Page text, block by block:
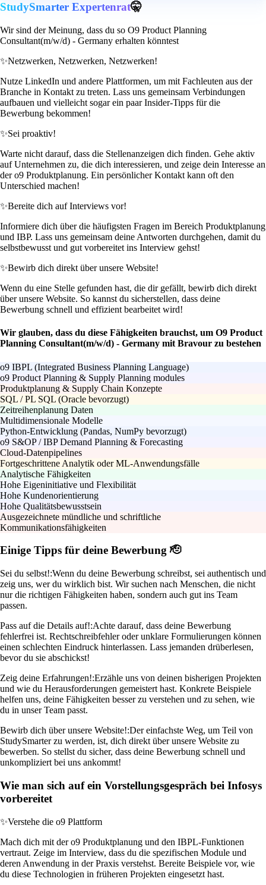
StudySmarter Expertenrat🤫
Wir sind der Meinung, dass du so O9 Product Planning
Consultant(m/w/d) - Germany erhalten könntest
✨Netzwerken, Netzwerken, Netzwerken!
Nutze LinkedIn und andere Plattformen, um mit Fachleuten aus der
Branche in Kontakt zu treten. Lass uns gemeinsam Verbindungen
aufbauen und vielleicht sogar ein paar Insider-Tipps für die
Bewerbung bekommen!
✨Sei proaktiv!
Warte nicht darauf, dass die Stellenanzeigen dich finden. Gehe aktiv
auf Unternehmen zu, die dich interessieren, und zeige dein Interesse an
der o9 Produktplanung. Ein persönlicher Kontakt kann oft den
Unterschied machen!
✨Bereite dich auf Interviews vor!
Informiere dich über die häufigsten Fragen im Bereich Produktplanung
und IBP. Lass uns gemeinsam deine Antworten durchgehen, damit du
selbstbewusst und gut vorbereitet ins Interview gehst!
✨Bewirb dich direkt über unsere Website!
Wenn du eine Stelle gefunden hast, die dir gefällt, bewirb dich direkt
über unsere Website. So kannst du sicherstellen, dass deine
Bewerbung schnell und effizient bearbeitet wird!
Wir glauben, dass du diese Fähigkeiten brauchst, um O9 Product
Planning Consultant(m/w/d) - Germany mit Bravour zu bestehen
o9 IBPL (Integrated Business Planning Language)
o9 Product Planning & Supply Planning modules
Produktplanung & Supply Chain Konzepte
SQL / PL SQL (Oracle bevorzugt)
Zeitreihenplanung Daten
Multidimensionale Modelle
Python-Entwicklung (Pandas, NumPy bevorzugt)
o9 S&OP / IBP Demand Planning & Forecasting
Cloud-Datenpipelines
Fortgeschrittene Analytik oder ML-Anwendungsfälle
Analytische Fähigkeiten
Hohe Eigeninitiative und Flexibilität
Hohe Kundenorientierung
Hohe Qualitätsbewusstsein
Ausgezeichnete mündliche und schriftliche
Kommunikationsfähigkeiten
Einige Tipps für deine Bewerbung 🫡
Sei du selbst!:Wenn du deine Bewerbung schreibst, sei authentisch und
zeig uns, wer du wirklich bist. Wir suchen nach Menschen, die nicht
nur die richtigen Fähigkeiten haben, sondern auch gut ins Team
passen.
Pass auf die Details auf!:Achte darauf, dass deine Bewerbung
fehlerfrei ist. Rechtschreibfehler oder unklare Formulierungen können
einen schlechten Eindruck hinterlassen. Lass jemanden drüberlesen,
bevor du sie abschickst!
Zeig deine Erfahrungen!:Erzähle uns von deinen bisherigen Projekten
und wie du Herausforderungen gemeistert hast. Konkrete Beispiele
helfen uns, deine Fähigkeiten besser zu verstehen und zu sehen, wie
du in unser Team passt.
Bewirb dich über unsere Website!:Der einfachste Weg, um Teil von
StudySmarter zu werden, ist, dich direkt über unsere Website zu
bewerben. So stellst du sicher, dass deine Bewerbung schnell und
unkompliziert bei uns ankommt!
Wie man sich auf ein Vorstellungsgespräch bei Infosys
vorbereitet
✨Verstehe die o9 Plattform
Mach dich mit der o9 Produktplanung und den IBPL-Funktionen
vertraut. Zeige im Interview, dass du die spezifischen Module und
deren Anwendung in der Praxis verstehst. Bereite Beispiele vor, wie
du diese Technologien in früheren Projekten eingesetzt hast.